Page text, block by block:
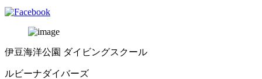
伊豆海洋公園 ダイビングスクール
ルビーナダイバーズ